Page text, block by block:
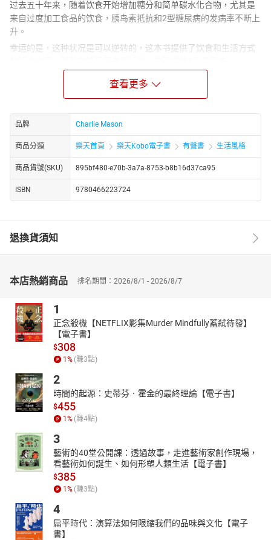
过去五十年来，随着饮食开始增加糖分和简单碳水化合物，尤其是
来自过度加工食品的饮食，胰岛素抵抗和2型糖尿病的发病率不断上
升。
幸运的是，这种状况是可以逆转的，这本书提供了饮食和生活方式
它提供了对胰岛素抵抗成因和后果以及胰岛素在体内的作用机制的
简明扼要概述。基于这些信息，它提供了易于遵循的解决方案，这
利用本书提供的信息，你今天就可以开始降低胰岛素抵抗并降低血
糖水平，但这还不是全部！
胰岛素抵抗通常伴随着血糖升高，可能导致疲劳和精神迷糊。遵循
后续章节中的建议，你的精力会恢复，头脑也会变得敏锐。
不要再忍受胰岛素抵抗一天！
这本书将为你提供所有需要的信息，帮助你了解如何成为胰岛素抵
查看更多
品牌 Charlie Mason
商品分類 樂天首頁 樂天Kobo電子書 有聲書 生活風格
商品貨號(SKU) 895bf480-e70b-3a7a-8753-b8b16d37ca95
ISBN 9780466223724
退換貨須知
本店熱銷商品 排名期間：2026/8/1 - 2026/8/7
1
正念殺機【NETFLIX影集Murder Mindfully蓄弒待發】
【電子書】
$308
1 % (賺3點)
2
時間的起源：史蒂芬．霍金的最終理論【電子書】
$455
1 % (賺4點)
3
藝術的40堂公開課：透過故事，走進藝術家創作現場，
看藝術如何誕生、如何形塑人類生活【電子書】
$385
1 % (賺3點)
4
扁平時代：演算法如何限縮我們的品味與文化【電子
書】